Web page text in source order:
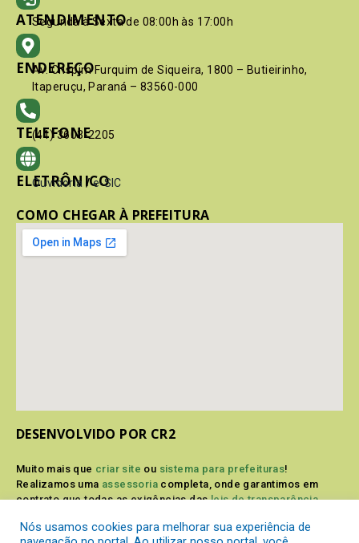
ATENDIMENTO
Segunda à Sexta de 08:00h às 17:00h
ENDEREÇO
Av. Crispim Furquim de Siqueira, 1800 – Butieirinho,
Itaperuçu, Paraná – 83560-000
TELEFONE
(41) 3603-2205
ELETRÔNICO
Ouvidoria / e-SIC
COMO CHEGAR À PREFEITURA
DESENVOLVIDO POR CR2
Muito mais que criar site ou sistema para prefeituras!
Realizamos uma assessoria completa, onde garantimos em
contrato que todas as exigências dasleis de transparência
Nós usamos cookies para melhorar sua experiência de